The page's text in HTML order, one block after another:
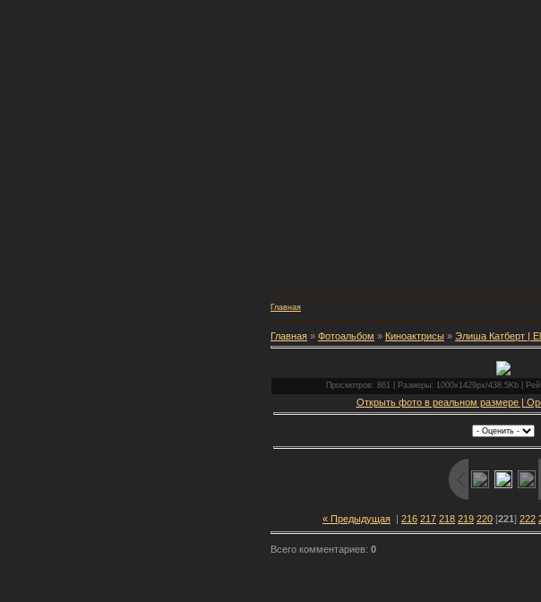
Главная
Главная » Фотоальбом » Киноактрисы » Элиша Катберт |
Просмотров: 861 | Размеры: 1000x1429px/438.5Kb |
Открыть фото в реальном размере |
« Предыдущая | 216 217 218 219 220 [221] 222
Всего комментариев: 0